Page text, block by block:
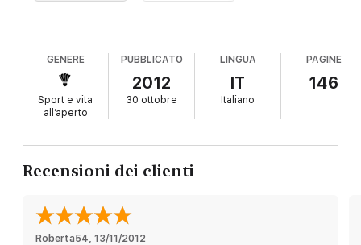
GENERE
Sport e vita
all’aperto
PUBBLICATO
2012
30 ottobre
LINGUA
IT
Italiano
PAGINE
146
Recensioni dei clienti
Roberta54 13/11/2012